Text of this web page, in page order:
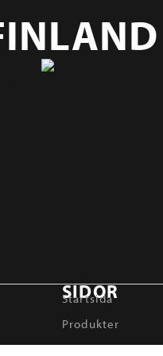
SIDOR
Startsida
Produkter
Om Oss